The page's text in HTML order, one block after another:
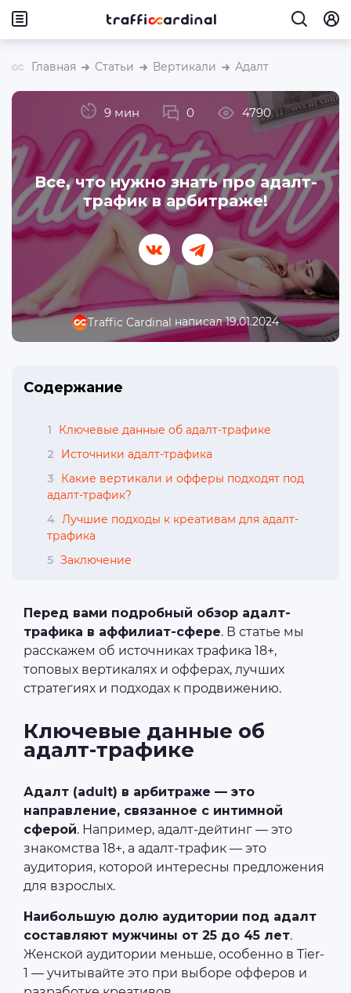
Главная Статьи Вертикали Адалт
Traffic Cardinal написал 19.01.2024
Все, что нужно знать про адалт-
трафик в арбитраже!
9 мин 0 4790
Содержание
1
Ключевые данные об адалт-трафике
2
Источники адалт-трафика
3
Какие вертикали и офферы подходят под
адалт-трафик?
4 Лучшие подходы к креативам для адалт-
трафика
5 Заключение
Перед вами подробный обзор адалт-
трафика в аффилиат-сфере. В статье мы
расскажем об источниках трафика 18+,
топовых вертикалях и офферах, лучших
стратегиях и подходах к продвижению.
Ключевые данные об
адалт-трафике
Адалт (adult) в арбитраже — это
направление, связанное с интимной
сферой. Например, адалт-дейтинг — это
знакомства 18+, а адалт-трафик — это
аудитория, которой интересны предложения
для взрослых.
Наибольшую долю аудитории под адалт
составляют мужчины от 25 до 45 лет.
Женской аудитории меньше, особенно в Tier-
1 — учитывайте это при выборе офферов и